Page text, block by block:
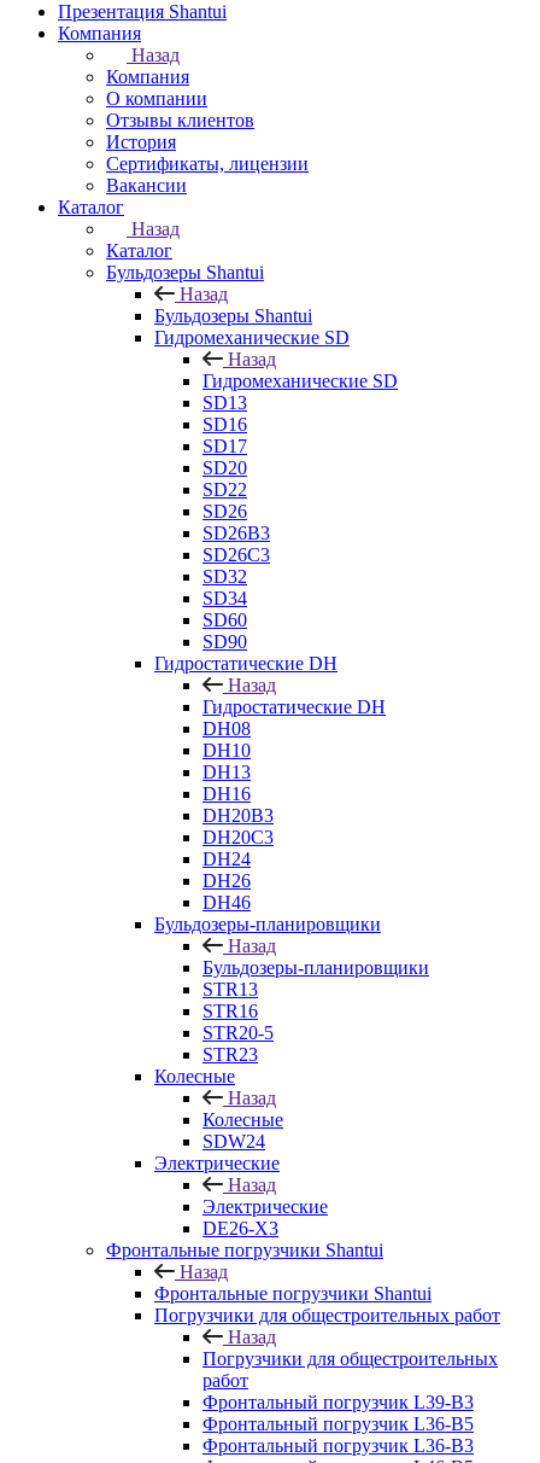
Презентация Shantui
Компания
Назад
Компания
О компании
Отзывы клиентов
История
Сертификаты, лицензии
Вакансии
Каталог
Назад
Каталог
Бульдозеры Shantui
Назад
Бульдозеры Shantui
Гидромеханические SD
Назад
Гидромеханические SD
SD13
SD16
SD17
SD20
SD22
SD26
SD26B3
SD26C3
SD32
SD34
SD60
SD90
Гидростатические DH
Назад
Гидростатические DH
DH08
DH10
DH13
DH16
DH20B3
DH20C3
DH24
DH26
DH46
Бульдозеры-планировщики
Назад
Бульдозеры-планировщики
STR13
STR16
STR20-5
STR23
Колесные
Назад
Колесные
SDW24
Электрические
Назад
Электрические
DE26-X3
Фронтальные погрузчики Shantui
Назад
Фронтальные погрузчики Shantui
Погрузчики для общестроительных работ
Назад
Погрузчики для общестроительных
работ
Фронтальный погрузчик L39-B3
Фронтальный погрузчик L36-B5
Фронтальный погрузчик L36-B3